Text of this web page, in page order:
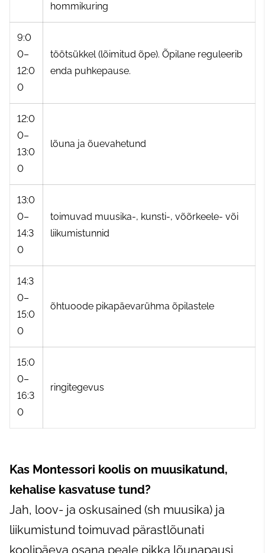
hommikuring
9:0
0–
12:0
0
töötsükkel (lõimitud õpe). Õpilane reguleerib
enda puhkepause.
12:0
0–
13:0
0
lõuna ja õuevahetund
13:0
0–
14:3
0
toimuvad muusika-, kunsti-, võõrkeele- või
liikumistunnid
14:3
0–
15:0
0
õhtuoode pikapäevarühma õpilastele
15:0
0–
16:3
0
ringitegevus
Kas Montessori koolis on muusikatund,
kehalise kasvatuse tund?
Jah, loov- ja oskusained (sh muusika) ja
liikumistund toimuvad pärastlõunati
koolipäeva osana peale pikka lõunapausi.